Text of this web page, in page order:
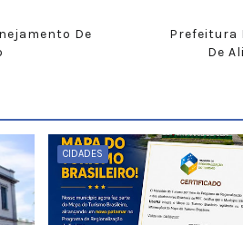
De
Prefeitura
De
CIDADES